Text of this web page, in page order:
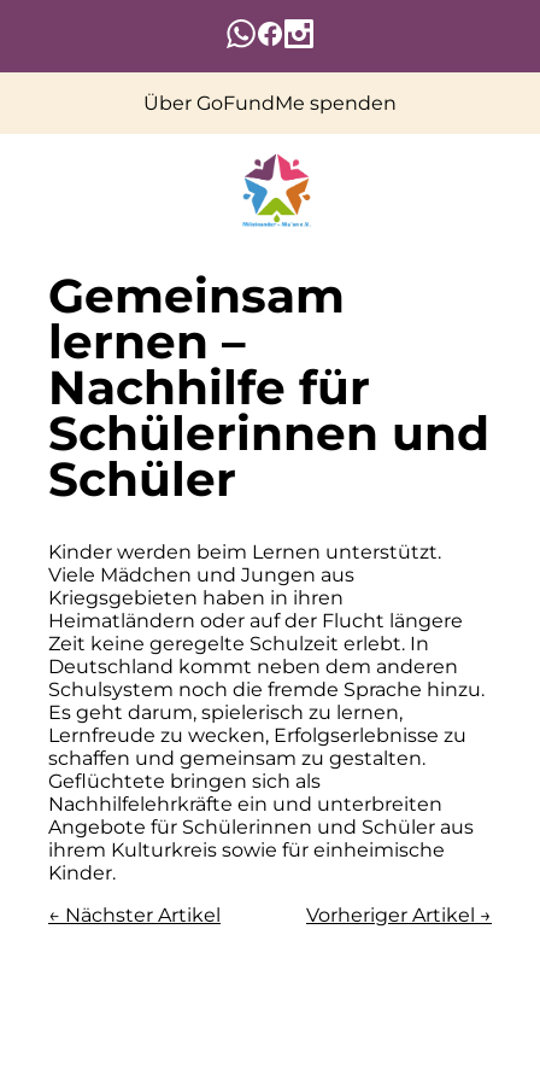
Über GoFundMe spenden
Gemeinsam
lernen –
Nachhilfe für
Schülerinnen und
Schüler
Kinder werden beim Lernen unterstützt.
Viele Mädchen und Jungen aus
Kriegsgebieten haben in ihren
Heimatländern oder auf der Flucht längere
Zeit keine geregelte Schulzeit erlebt. In
Deutschland kommt neben dem anderen
Schulsystem noch die fremde Sprache hinzu.
Es geht darum, spielerisch zu lernen,
Lernfreude zu wecken, Erfolgserlebnisse zu
schaffen und gemeinsam zu gestalten.
Geflüchtete bringen sich als
Nachhilfelehrkräfte ein und unterbreiten
Angebote für Schülerinnen und Schüler aus
ihrem Kulturkreis sowie für einheimische
Kinder.
← Nächster Artikel
Vorheriger Artikel →